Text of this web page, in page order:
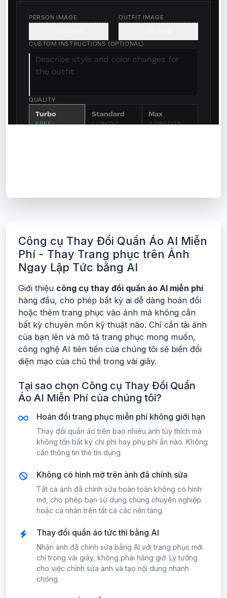
Công cụ Thay Đổi Quần Áo AI Miễn
Phí - Thay Trang phục trên Ảnh
Ngay Lập Tức bằng AI
Giới thiệu công cụ thay đổi quần áo AI miễn phí
hàng đầu, cho phép bất kỳ ai dễ dàng hoán đổi
hoặc thêm trang phục vào ảnh mà không cần
bất kỳ chuyên môn kỹ thuật nào. Chỉ cần tải ảnh
của bạn lên và mô tả trang phục mong muốn,
công nghệ AI tiên tiến của chúng tôi sẽ biến đổi
diện mạo của chủ thể trong vài giây.
Tại sao chọn Công cụ Thay Đổi Quần
Áo AI Miễn Phí của chúng tôi?
Hoán đổi trang phục miễn phí không giới hạn
Thay đổi quần áo trên bao nhiêu ảnh tùy thích mà
không tốn bất kỳ chi phí hay phụ phí ẩn nào. Không
cần thông tin thẻ tín dụng.
Không có hình mờ trên ảnh đã chỉnh sửa
Tất cả ảnh đã chỉnh sửa hoàn toàn không có hình
mờ, cho phép bạn sử dụng chúng chuyên nghiệp
hoặc cá nhân trên tất cả các nền tảng.
Thay đổi quần áo tức thì bằng AI
Nhận ảnh đã chỉnh sửa bằng AI với trang phục mới
chỉ trong vài giây, không phải hàng giờ. Lý tưởng
cho việc chỉnh sửa ảnh và tạo nội dung nhanh
chóng.